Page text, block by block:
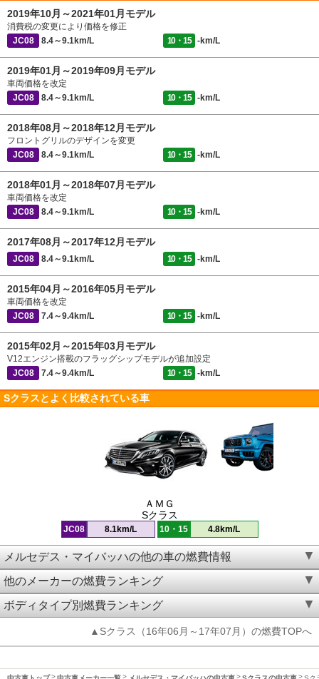
2019年10月～2021年01月モデル
消費税の変更により価格を修正
JC08
8.4～9.1km/L 10・15 -km/L
2019年01月～2019年09月モデル
車両価格を改定
JC08
8.4～9.1km/L 10・15 -km/L
2018年08月～2018年12月モデル
フロントグリルのデザインを変更
JC08
8.4～9.1km/L 10・15 -km/L
2018年01月～2018年07月モデル
車両価格を改定
JC08
8.4～9.1km/L 10・15 -km/L
2017年08月～2017年12月モデル
JC08 8.4～9.1km/L 10・15 -km/L
2015年04月～2016年05月モデル
車両価格を改定
JC08
7.4～9.4km/L 10・15 -km/L
2015年02月～2015年03月モデル
V12エンジン搭載のフラッグシップモデルが追加設定
JC08
7.4～9.4km/L 10・15 -km/L
Sクラスとよく比較されている車
ＡＭＧ
Sクラス
JC08 8.1km/L 10・15 4.8km/L
メルセデス・マイバッハの他の車の燃費情報
他のメーカーの燃費ランキング
ボディタイプ別燃費ランキング
▲Sクラス（16年06月～17年07月）の燃費TOPへ